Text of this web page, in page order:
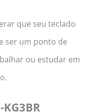
que seu teclado
ser um ponto de
ou estudar em
KG3BR